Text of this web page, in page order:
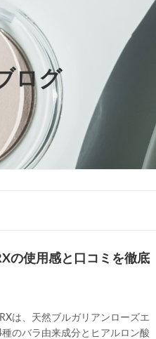
ログ
の使用感と口コミを徹底
は、天然ブルガリアンローズエ
のバラ由来成分とヒアルロン酸